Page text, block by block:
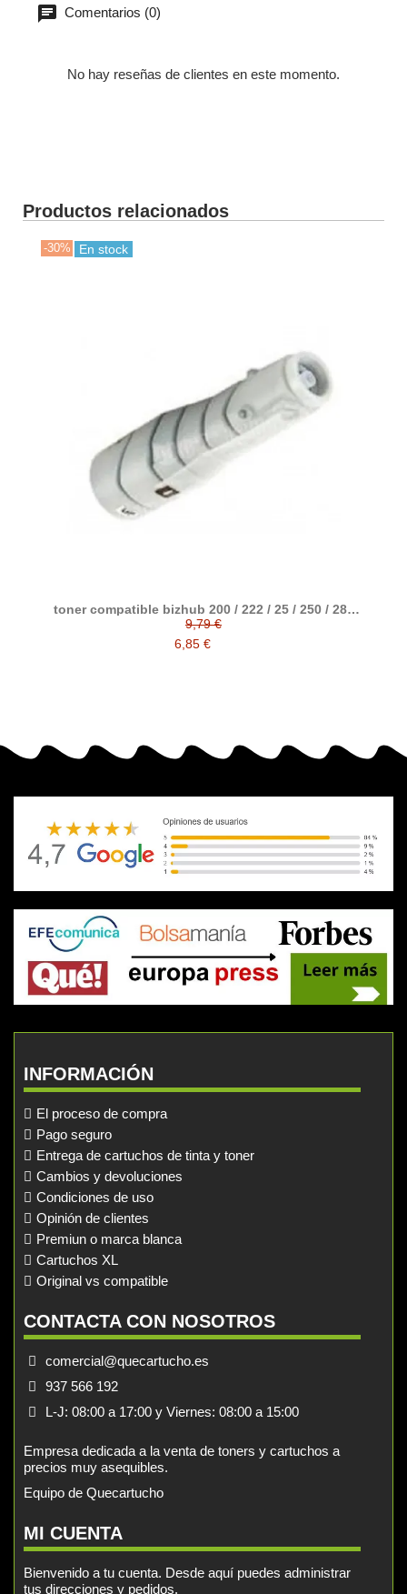
Comentarios (0)
No hay reseñas de clientes en este momento.
Productos relacionados
-30% En stock
toner compatible bizhub 200 / 222 / 25 / 250 / 282
reemplaza a Konica minolta TN211 / 8938415
9,79 €
6,85 €
INFORMACIÓN
El proceso de compra
Pago seguro
Entrega de cartuchos de tinta y toner
Cambios y devoluciones
Condiciones de uso
Opinión de clientes
Premiun o marca blanca
Cartuchos XL
Original vs compatible
CONTACTA CON NOSOTROS
comercial@quecartucho.es
937 566 192
L-J: 08:00 a 17:00 y Viernes: 08:00 a 15:00
Empresa dedicada a la venta de toners y cartuchos a
precios muy asequibles.
Equipo de Quecartucho
MI CUENTA
Bienvenido a tu cuenta. Desde aquí puedes administrar
tus direcciones y pedidos.